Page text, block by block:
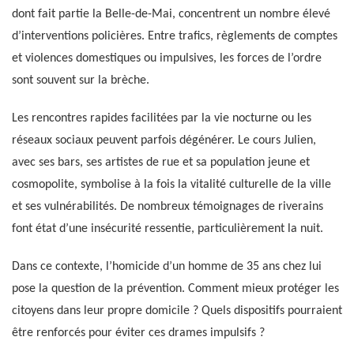
dont fait partie la Belle-de-Mai, concentrent un nombre élevé
d’interventions policières. Entre trafics, règlements de comptes
et violences domestiques ou impulsives, les forces de l’ordre
sont souvent sur la brèche.
Les rencontres rapides facilitées par la vie nocturne ou les
réseaux sociaux peuvent parfois dégénérer. Le cours Julien,
avec ses bars, ses artistes de rue et sa population jeune et
cosmopolite, symbolise à la fois la vitalité culturelle de la ville
et ses vulnérabilités. De nombreux témoignages de riverains
font état d’une insécurité ressentie, particulièrement la nuit.
Dans ce contexte, l’homicide d’un homme de 35 ans chez lui
pose la question de la prévention. Comment mieux protéger les
citoyens dans leur propre domicile ? Quels dispositifs pourraient
être renforcés pour éviter ces drames impulsifs ?